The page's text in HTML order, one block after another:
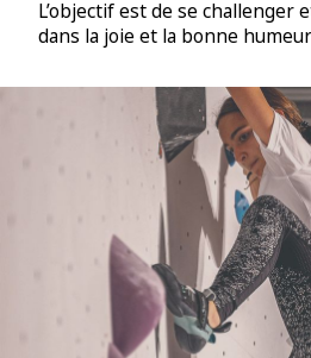
L’objectif est de se challenger
dans la joie et la bonne